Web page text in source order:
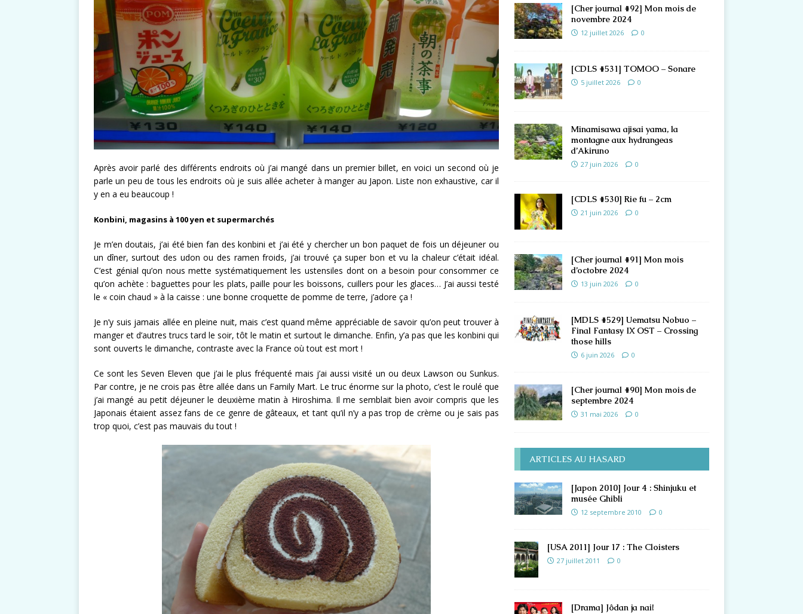
Après avoir parlé des différents endroits où j’ai mangé dans un premier billet, en voici un second où je
parle un peu de tous les endroits où je suis allée acheter à manger au Japon. Liste non exhaustive, car il
y en a eu beaucoup !
Konbini, magasins à 100 yen et supermarchés
Je m’en doutais, j’ai été bien fan des konbini et j’ai été y chercher un bon paquet de fois un déjeuner ou
un dîner, surtout des udon ou des ramen froids, j’ai trouvé ça super bon et vu la chaleur c’était idéal.
C’est génial qu’on nous mette systématiquement les ustensiles dont on a besoin pour consommer ce
qu’on achète : baguettes pour les plats, paille pour les boissons, cuillers pour les glaces… J’ai aussi testé
le « coin chaud » à la caisse : une bonne croquette de pomme de terre, j’adore ça !
Je n’y suis jamais allée en pleine nuit, mais c’est quand même appréciable de savoir qu’on peut trouver à
manger et d’autres trucs tard le soir, tôt le matin et surtout le dimanche. Enfin, y’a pas que les konbini qui
sont ouverts le dimanche, contraste avec la France où tout est mort !
Ce sont les Seven Eleven que j’ai le plus fréquenté mais j’ai aussi visité un ou deux Lawson ou Sunkus.
Par contre, je ne crois pas être allée dans un Family Mart. Le truc énorme sur la photo, c’est le roulé que
j’ai mangé au petit déjeuner le deuxième matin à Hiroshima. Il me semblait bien avoir compris que les
Japonais étaient assez fans de ce genre de gâteaux, et tant qu’il n’y a pas trop de crème ou je sais pas
trop quoi, c’est pas mauvais du tout !
[Cher journal #92] Mon mois de
novembre 2024
12 juillet 2026 0
[CDLS #531] TOMOO – Sonare
5 juillet 2026 0
Minamisawa ajisai yama, la
montagne aux hydrangeas
d’Akiruno
27 juin 2026 0
[CDLS #530] Rie fu – 2cm
21 juin 2026 0
[Cher journal #91] Mon mois
d’octobre 2024
13 juin 2026 0
[MDLS #529] Uematsu Nobuo –
Final Fantasy IX OST – Crossing
those hills
6 juin 2026 0
[Cher journal #90] Mon mois de
septembre 2024
31 mai 2026 0
ARTICLES AU HASARD
[Japon 2010] Jour 4 : Shinjuku et
musée Ghibli
12 septembre 2010 0
[USA 2011] Jour 17 : The Cloisters
27 juillet 2011 0
[Drama] Jôdan ja nai!